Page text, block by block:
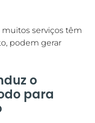
muitos serviços têm
podem gerar
o
para